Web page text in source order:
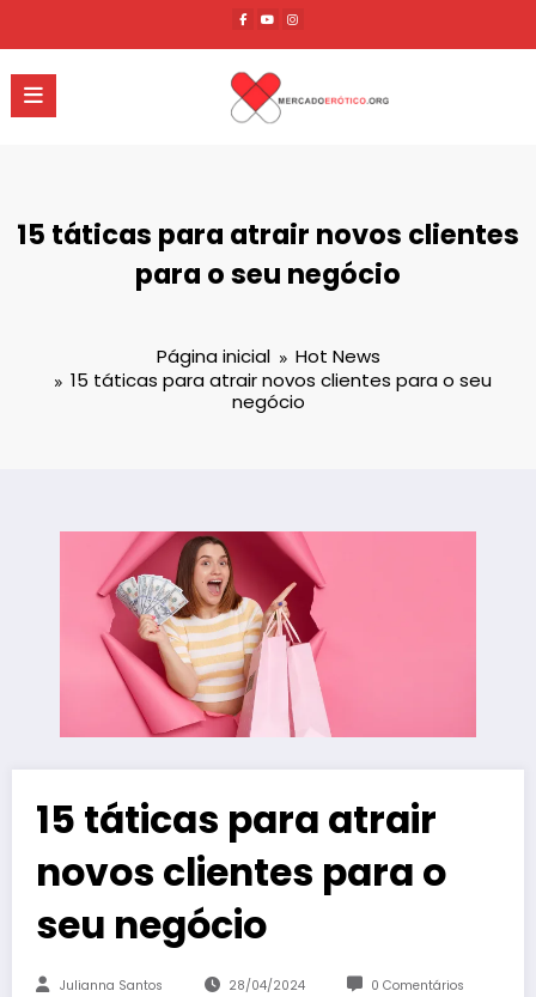
o
conteúdo
15 táticas para atrair novos clientes
para o seu negócio
Página inicial
Hot News
15 táticas para atrair novos clientes para o seu
negócio
15 táticas para atrair
novos clientes para o
seu negócio
Julianna Santos 28/04/2024 0 Comentários